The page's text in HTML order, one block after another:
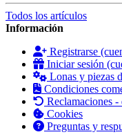
Todos los artículos
Información
Registrarse
Iniciar sesión
Lonas y piezas
Condiciones
Reclamaciones
Cookies
Preguntas y